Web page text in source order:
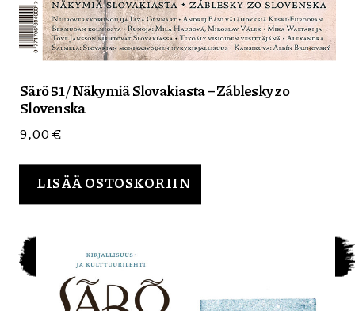
Särö 51 / Näkymiä Slovakiasta – Záblesky zo
Slovenska
9,00€
LISÄÄ OSTOSKORIIN